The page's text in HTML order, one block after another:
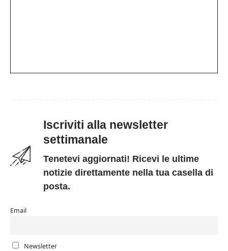
Iscriviti alla newsletter
settimanale
Tenetevi aggiornati! Ricevi le ultime
notizie direttamente nella tua casella di
posta.
Email
Newsletter